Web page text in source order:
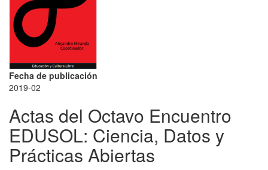
Fecha de publicación
2019-02
Actas del Octavo Encuentro
EDUSOL: Ciencia, Datos y
Prácticas Abiertas